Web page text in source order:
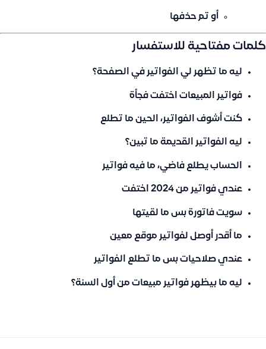
أو تم حذفها
كلمات مفتاحية للاستفسار
ليه ما تظهر لي الفواتير في الصفحة؟
فواتير المبيعات اختفت فجأة
كنت أشوف الفواتير، الحين ما تطلع
ليه الفواتير القديمة ما تبين؟
الحساب يطلع فاضي، ما فيه فواتير
عندي فواتير من 2024 اختفت
سويت فاتورة بس ما لقيتها
ما أقدر أوصل لفواتير موقع معين
عندي صلاحيات بس ما تطلع الفواتير
ليه ما بيظهر فواتير مبيعات من أول السنة؟